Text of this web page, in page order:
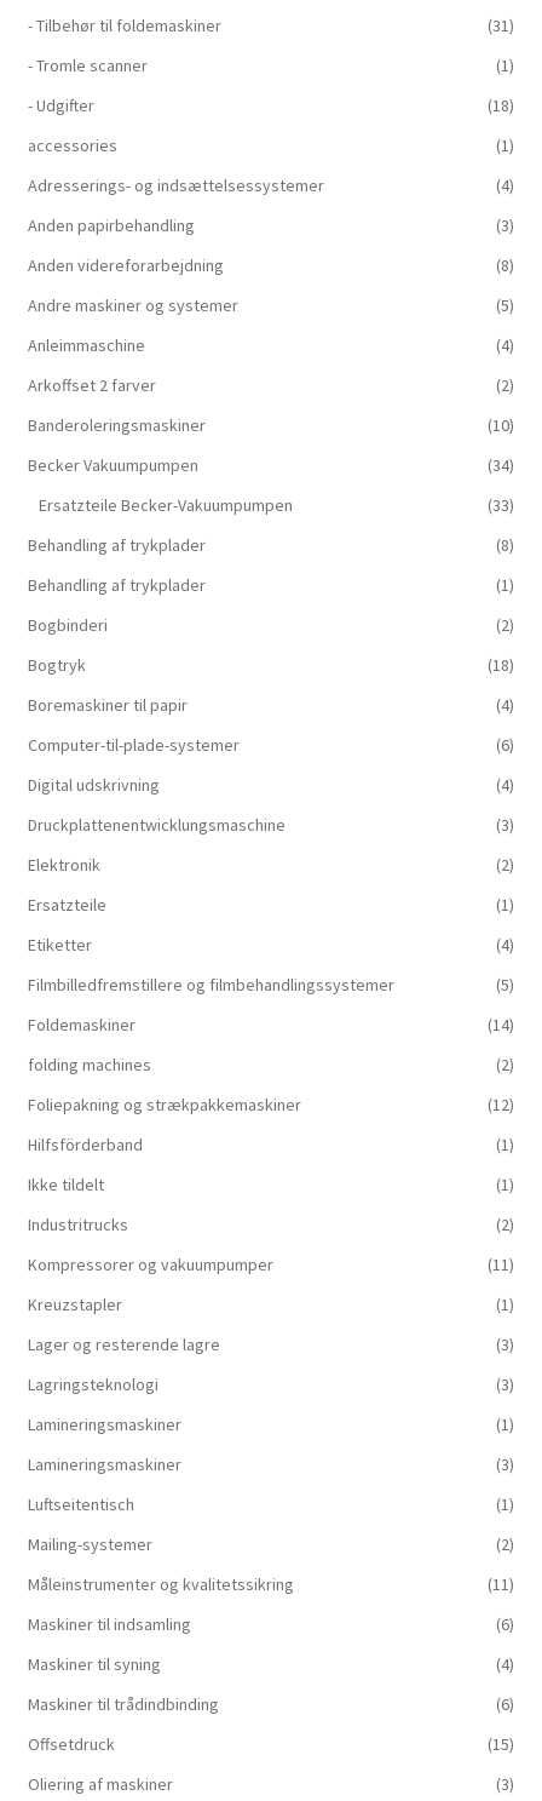
- Tilbehør til foldemaskiner
(31)
- Tromle scanner
(1)
- Udgifter
(18)
accessories
(1)
Adresserings- og indsættelsessystemer
(4)
Anden papirbehandling
(3)
Anden videreforarbejdning
(8)
Andre maskiner og systemer
(5)
Anleimmaschine
(4)
Arkoffset 2 farver
(2)
Banderoleringsmaskiner
(10)
Becker Vakuumpumpen
(34)
Ersatzteile Becker-Vakuumpumpen
(33)
Behandling af trykplader
(8)
Behandling af trykplader
(1)
Bogbinderi
(2)
Bogtryk
(18)
Boremaskiner til papir
(4)
Computer-til-plade-systemer
(6)
Digital udskrivning
(4)
Druckplattenentwicklungsmaschine
(3)
Elektronik
(2)
Ersatzteile
(1)
Etiketter
(4)
Filmbilledfremstillere og filmbehandlingssystemer
(5)
Foldemaskiner
(14)
folding machines
(2)
Foliepakning og strækpakkemaskiner
(12)
Hilfsförderband
(1)
Ikke tildelt
(1)
Industritrucks
(2)
Kompressorer og vakuumpumper
(11)
Kreuzstapler
(1)
Lager og resterende lagre
(3)
Lagringsteknologi
(3)
Lamineringsmaskiner
(1)
Lamineringsmaskiner
(3)
Luftseitentisch
(1)
Mailing-systemer
(2)
Måleinstrumenter og kvalitetssikring
(11)
Maskiner til indsamling
(6)
Maskiner til syning
(4)
Maskiner til trådindbinding
(6)
Offsetdruck
(15)
Oliering af maskiner
(3)